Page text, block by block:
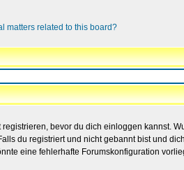
matters related to this board?
bevor du dich einloggen kannst.
du registriert und nicht gebannt bist und
eine fehlerhafte Forumskonfiguration